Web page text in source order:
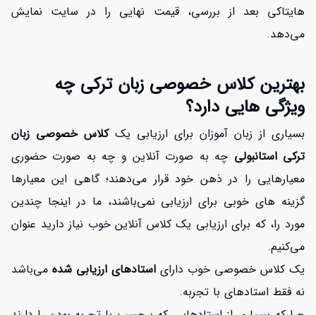
هایتاکی بعد از بررسی، قیمت نهایی را در سایت نمایش
می‌دهد.
بهترین کلاس خصوصی زبان ترکی چه
ویژگی هایی دارد؟
بسیاری از زبان آموزان برای ارزیابی یککلاس خصوصی زبان
ترکی استانبولی چه به صورت آنلاین و چه به صورت حضوری
معیارهایی را در ذهن خود قرار می‌دهند؛ گاهی این معیارها
گزینه های خوبی برای ارزیابی نمی‌باشند، ما در اینجا چندین
مورد را، که برای ارزیابی یک کلاس آنلاین خوب نیاز دارید عنوان
می‌کنیم.
یک کلاس خصوصی خوب دارای استادهای ارزیابی شده می‌باشد
نه فقط استادهای با تجربه.